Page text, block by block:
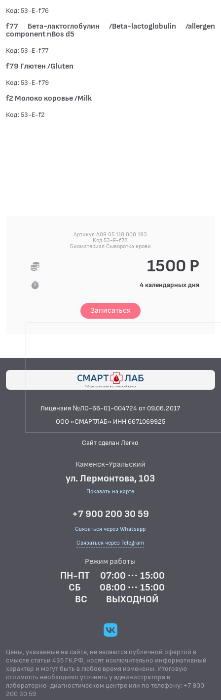
Код: 53-E-f76
f77 Бета-лактоглобулин /Beta-lactoglobulin /allergen
component nBos d5
Код: 53-E-f77
f79 Глютен /Gluten
Код: 53-E-f79
f2 Молоко коровье /Milk
Код: 53-E-f2
Артикул A09.05.118.000.193
Код 53-E-f78
Биоматериал Сыворотка крови
1500 Р
4 календарных дня
Записаться
Лицензия №ЛО-66-01-004724 от 09.06.2017
ООО «СМАРТЛАБ» ИНН 6671069925
Сайт сделан Легко
Каменск-Уральский
ул. Лермонтова, 103
Показать на карте
+7 900 200 30 59
Связаться через Whatsapp
Связаться через Telegram
Режим работы
ПН-ПТ
07:00 ··· 15:00
СБ
08:00 ··· 15:00
ВС
ВЫХОДНОЙ
Цены, указанные на сайте, не являются публичной офертой в
смысле статьи 435 ГК.РФ, носят исключительно информативный
характер и могут быть в любое время изменены. Итоговую
стоимость необходимо уточнять у администратора в
лабораторно-диагностическом центре или по телефону: +7 900
200 30 59